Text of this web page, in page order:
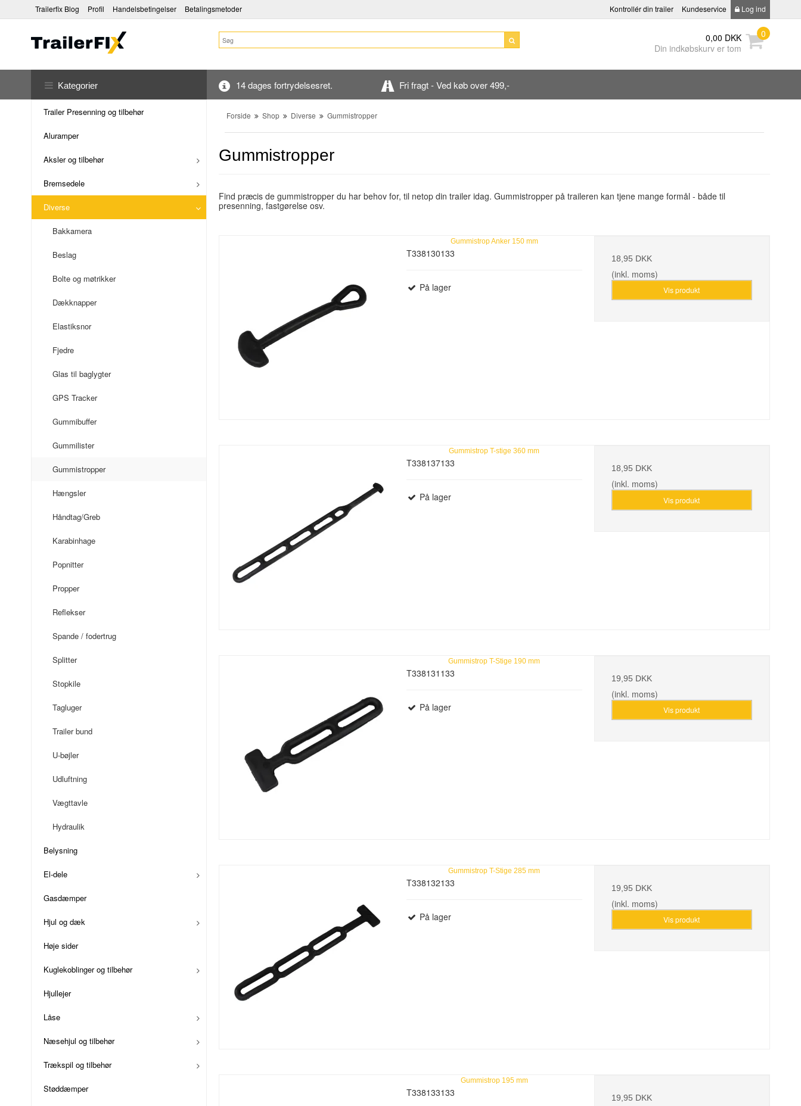
Trailerfix Blog Profil Handelsbetingelser Betalingsmetoder Log ind
Kontrollér din trailer Kundeservice
0,00 DKK
Din indkøbskurv er tom
0
Kategorier 14 dages fortrydelsesret. Fri fragt - Ved køb over 499,-
Trailer Presenning og tilbehør
Aluramper
Aksler og tilbehør
Bremsedele
Diverse
Bakkamera
Beslag
Bolte og møtrikker
Dækknapper
Elastiksnor
Fjedre
Glas til baglygter
GPS Tracker
Gummibuffer
Gummilister
Gummistropper
Hængsler
Håndtag/Greb
Karabinhage
Popnitter
Propper
Reflekser
Spande / fodertrug
Splitter
Stopkile
Tagluger
Trailer bund
U-bøjler
Udluftning
Vægttavle
Hydraulik
Belysning
El-dele
Gasdæmper
Hjul og dæk
Høje sider
Kuglekoblinger og tilbehør
Hjullejer
Låse
Næsehjul og tilbehør
Trækspil og tilbehør
Støddæmper
Forside Shop Diverse Gummistropper
Gummistropper
Find præcis de gummistropper du har behov for, til netop din trailer idag. Gummistropper på traileren kan tjene mange formål - både til
presenning, fastgørelse osv.
Gummistrop Anker 150 mm
T338130133
På lager
18,95 DKK
(inkl. moms)
Vis produkt
Gummistrop T-stige 360 mm
T338137133
På lager
18,95 DKK
(inkl. moms)
Vis produkt
Gummistrop T-Stige 190 mm
T338131133
På lager
19,95 DKK
(inkl. moms)
Vis produkt
Gummistrop T-Stige 285 mm
T338132133
På lager
19,95 DKK
(inkl. moms)
Vis produkt
Gummistrop 195 mm
T338133133 19,95 DKK